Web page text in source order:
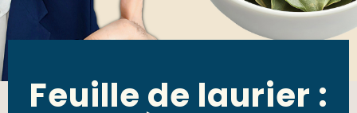
Feuille de laurier :